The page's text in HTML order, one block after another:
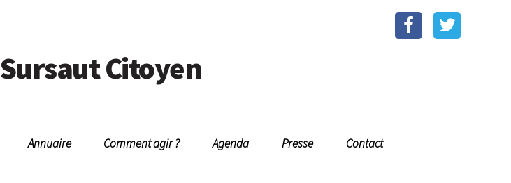
Sursaut Citoyen
Annuaire Comment agir ? Agenda Presse Contact